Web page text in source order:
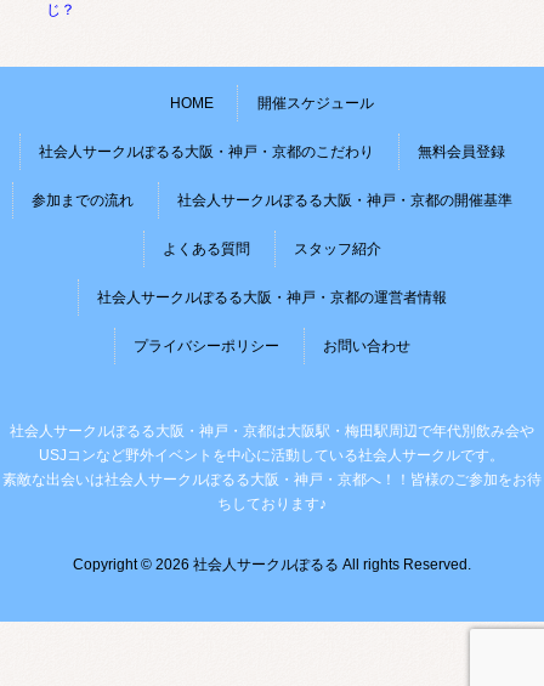
じ？
HOME 開催スケジュール
社会人サークルぽるる大阪・神戸・京都のこだわり 無料会員登録
参加までの流れ 社会人サークルぽるる大阪・神戸・京都の開催基準
よくある質問 スタッフ紹介
社会人サークルぽるる大阪・神戸・京都の運営者情報
プライバシーポリシー お問い合わせ
社会人サークルぽるる大阪・神戸・京都は大阪駅・梅田駅周辺で年代別飲み会や
USJコンなど野外イベントを中心に活動している社会人サークルです。
素敵な出会いは社会人サークルぽるる大阪・神戸・京都へ！！皆様のご参加をお待
ちしております♪
Copyright © 2026 社会人サークルぽるる All rights Reserved.